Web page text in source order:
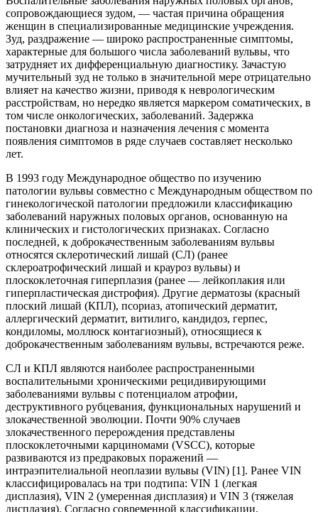
сопровождающиеся зудом, — частая причина обращения
женщин в специализированные медицинские учреждения.
Зуд, раздражение — широко распространенные симптомы,
характерные для большого числа заболеваний вульвы, что
затрудняет их дифференциальную диагностику. Зачастую
мучительный зуд не только в значительной мере отрицательно
влияет на качество жизни, приводя к неврологическим
расстройствам, но нередко является маркером соматических, в
том числе онкологических, заболеваний. Задержка
постановки диагноза и назначения лечения с момента
появления симптомов в ряде случаев составляет несколько
лет.
В 1993 году Международное общество по изучению
патологии вульвы совместно с Международным обществом по
гинекологической патологии предложили классификацию
заболеваний наружных половых органов, основанную на
клинических и гистологических признаках. Согласно
последней, к доброкачественным заболеваниям вульвы
относятся склеротический лишай (СЛ) (ранее
склероатрофический лишай и крауроз вульвы) и
плоскоклеточная гиперплазия (ранее — лейкоплакия или
гиперпластическая дистрофия). Другие дерматозы (красный
плоский лишай (КПЛ), псориаз, атопический дерматит,
аллергический дерматит, витилиго, кандидоз, герпес,
кондиломы, моллюск контагиозный), относящиеся к
доброкачественным заболеваниям вульвы, встречаются реже.
СЛ и КПЛ являются наиболее распространенными
воспалительными хроническими рецидивирующими
заболеваниями вульвы с потенциалом атрофии,
деструктивного рубцевания, функциональных нарушений и
злокачественной эволюции. Почти 90% случаев
злокачественного перерождения представлены
плоскоклеточными карциномами (VSCC), которые
развиваются из предраковых поражений —
интраэпителиальной неоплазии вульвы (VIN) [1]. Ранее VIN
классифицировалась на три подтипа: VIN 1 (легкая
дисплазия), VIN 2 (умеренная дисплазия) и VIN 3 (тяжелая
дисплазия). Согласно современной классификации,